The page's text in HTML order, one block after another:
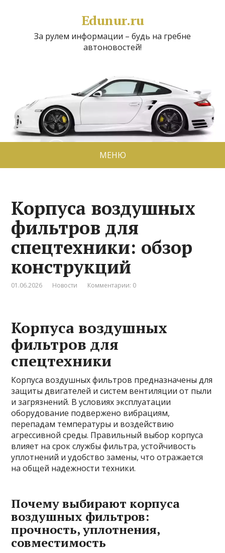
Edunur.ru
За рулем информации – будь на гребне
автоновостей!
МЕНЮ
Корпуса воздушных
фильтров для
спецтехники: обзор
конструкций
01.06.2026 Новости Комментарии: 0
Корпуса воздушных
фильтров для
спецтехники
Корпуса воздушных фильтров предназначены для
защиты двигателей и систем вентиляции от пыли
и загрязнений. В условиях эксплуатации
оборудование подвержено вибрациям,
перепадам температуры и воздействию
агрессивной среды. Правильный выбор корпуса
влияет на срок службы фильтра, устойчивость
уплотнений и удобство замены, что отражается
на общей надежности техники.
Почему выбирают корпуса
воздушных фильтров:
прочность, уплотнения,
совместимость